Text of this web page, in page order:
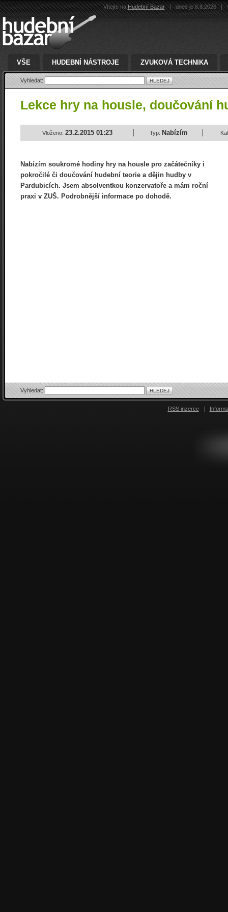
Vítejte naHudební Bazar | dnes je 8.8.2026 |
VŠE HUDEBNÍ NÁSTROJE ZVUKOVÁ TECHNIKA
Vyhledat:
Lekce hry na housle, doučování
Vloženo: 23.2.2015 01:23 Typ: Nabízím
Nabízím soukromé hodiny hry na housle pro začátečníky i
pokročilé či doučování hudební teorie a dějin hudby v
Pardubicích. Jsem absolventkou konzervatoře a mám roční
praxi v ZUŠ. Podrobnější informace po dohodě.
Vyhledat:
RSS inzerce |